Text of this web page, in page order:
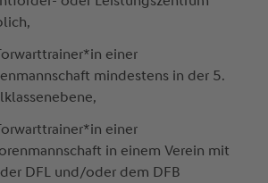
einer
mindestens in der 5.
einer
in einem Verein mit
DFL und/oder dem DFB